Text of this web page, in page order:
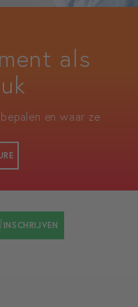
als
en waar ze
INSCHRIJVEN